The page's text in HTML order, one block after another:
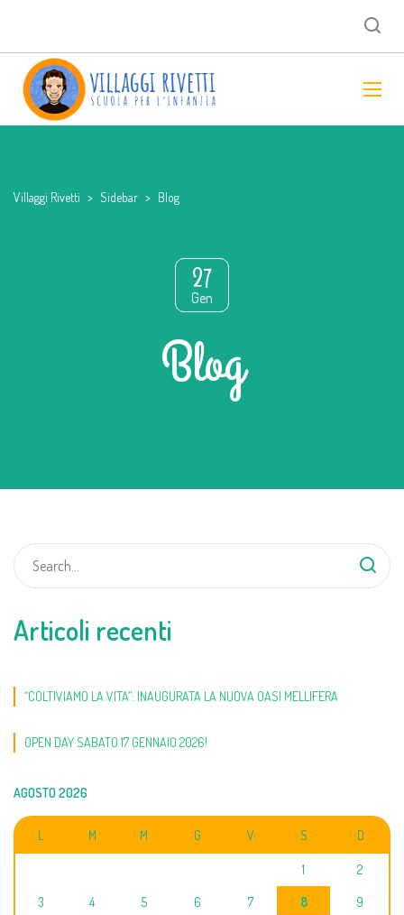
Villaggi Rivetti > Sidebar > Blog
27
Gen
Blog
Articoli recenti
“COLTIVIAMO LA VITA”: INAUGURATA LA NUOVA OASI MELLIFERA
OPEN DAY SABATO 17 GENNAIO 2026!
AGOSTO 2026
L M M G V S D
1 2
3 4 5 6 7 8 9